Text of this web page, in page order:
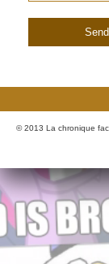
© 2013 La chronique